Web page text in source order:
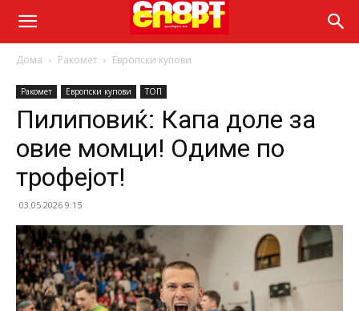
Дома Ракомет Европски купови
Ракомет Европски купови ТОП
Пилиповиќ: Капа доле за
овие момци! Одиме по
трофејот!
03.05.2026 9:15